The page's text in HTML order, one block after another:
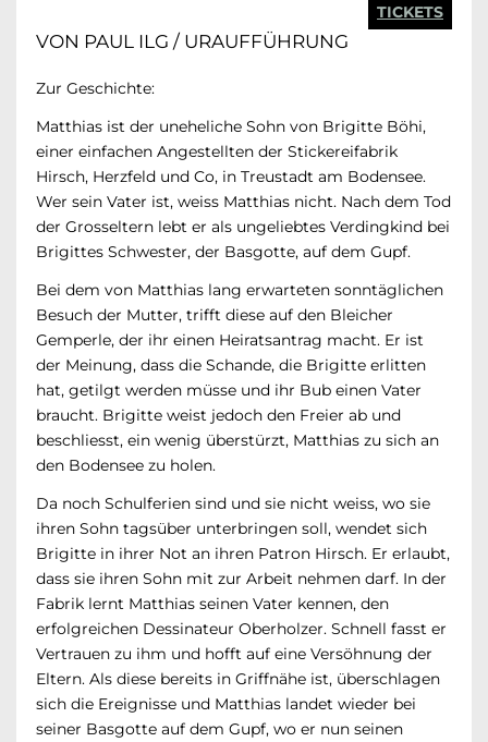
TICKETS
VON PAUL ILG / URAUFFÜHRUNG
Zur Geschichte:
Matthias ist der uneheliche Sohn von Brigitte Böhi,
einer einfachen Angestellten der Stickereifabrik
Hirsch, Herzfeld und Co, in Treustadt am Bodensee.
Wer sein Vater ist, weiss Matthias nicht. Nach dem Tod
der Grosseltern lebt er als ungeliebtes Verdingkind bei
Brigittes Schwester, der Basgotte, auf dem Gupf.
Bei dem von Matthias lang erwarteten sonntäglichen
Besuch der Mutter, trifft diese auf den Bleicher
Gemperle, der ihr einen Heiratsantrag macht. Er ist
der Meinung, dass die Schande, die Brigitte erlitten
hat, getilgt werden müsse und ihr Bub einen Vater
braucht. Brigitte weist jedoch den Freier ab und
beschliesst, ein wenig überstürzt, Matthias zu sich an
den Bodensee zu holen.
Da noch Schulferien sind und sie nicht weiss, wo sie
ihren Sohn tagsüber unterbringen soll, wendet sich
Brigitte in ihrer Not an ihren Patron Hirsch. Er erlaubt,
dass sie ihren Sohn mit zur Arbeit nehmen darf. In der
Fabrik lernt Matthias seinen Vater kennen, den
erfolgreichen Dessinateur Oberholzer. Schnell fasst er
Vertrauen zu ihm und hofft auf eine Versöhnung der
Eltern. Als diese bereits in Griffnähe ist, überschlagen
sich die Ereignisse und Matthias landet wieder bei
seiner Basgotte auf dem Gupf, wo er nun seinen